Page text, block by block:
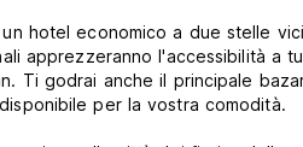
hotel economico a due stelle
apprezzeranno l'accessibilità a
Ti godrai anche il principale
per la vostra comodità.